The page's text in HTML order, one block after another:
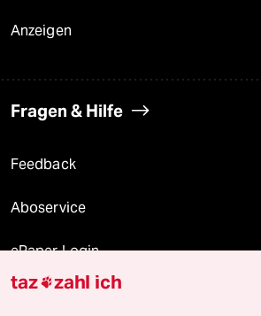
Anzeigen
Fragen & Hilfe
Feedback
Aboservice
ePaper Login
Downloads für Abonnierende
taz zahl ich